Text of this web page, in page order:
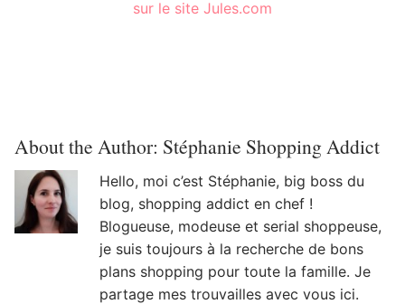
sur le site Jules.com
About the Author: Stéphanie Shopping Addict
Hello, moi c’est Stéphanie, big boss du
blog, shopping addict en chef !
Blogueuse, modeuse et serial shoppeuse,
je suis toujours à la recherche de bons
plans shopping pour toute la famille. Je
partage mes trouvailles avec vous ici.